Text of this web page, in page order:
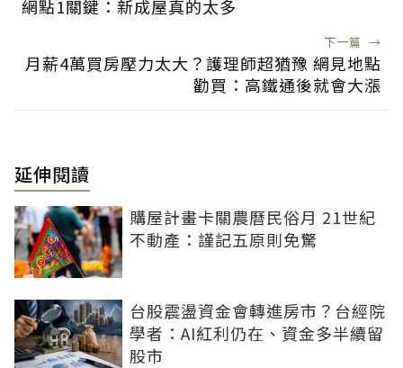
網點1關鍵：新成屋真的太多
下一篇 →
月薪4萬買房壓力太大？護理師超猶豫 網見地點
勸買：高鐵通後就會大漲
延伸閱讀
購屋計畫卡關農曆民俗月 21世紀
不動產：謹記五原則免驚
台股震盪資金會轉進房市？台經院
學者：AI紅利仍在、資金多半續留
股市